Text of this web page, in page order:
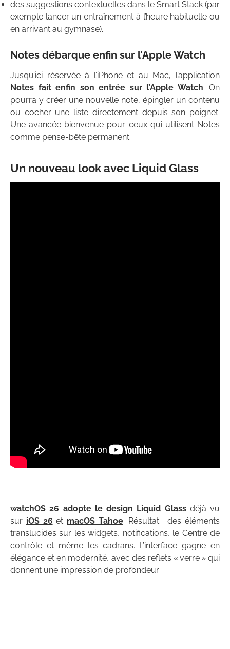
des suggestions contextuelles dans le Smart Stack (par
exemple lancer un entraînement à l’heure habituelle ou
en arrivant au gymnase).
Notes débarque enfin sur l’Apple Watch
Jusqu’ici réservée à l’iPhone et au Mac, l’application
Notes fait enfin son entrée sur l’Apple Watch. On
pourra y créer une nouvelle note, épingler un contenu
ou cocher une liste directement depuis son poignet.
Une avancée bienvenue pour ceux qui utilisent Notes
comme pense-bête permanent.
Un nouveau look avec Liquid Glass
watchOS 26 adopte le design Liquid Glassdéjà vu
sur iOS 26 et macOS Tahoe. Résultat : des éléments
translucides sur les widgets, notifications, le Centre de
contrôle et même les cadrans. L’interface gagne en
élégance et en modernité, avec des reflets « verre » qui
donnent une impression de profondeur.